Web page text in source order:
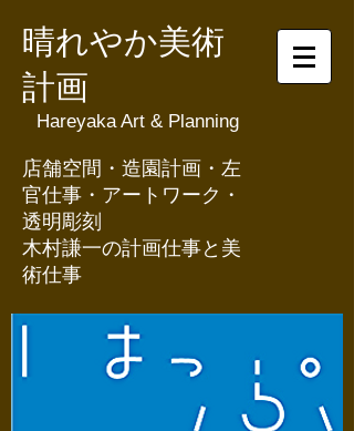
晴れやか美術
計画
Hareyaka Art & Planning
​店舗空間・造園計画・左
官仕事・アートワーク・
透明彫刻
​木村謙一の計画仕事と美
術仕事